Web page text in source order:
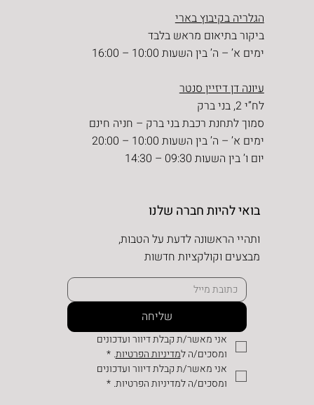
הגלריה בקיבוץ בארי
ביקור בתיאום מראש בלבד
ימים א’ – ה’ בין השעות 10:00 – 16:00
עיונה דן דיזיין סנטר
לח”י 2, בני ברק
סמוך לתחנת רכבת בני ברק – חניה חינם
ימים א’ – ה’ בין השעות 10:00 – 20:00
יום ו’ בין השעות 09:30 – 14:30
בואי להיות חברה שלנו
ותהיי הראשונה לדעת על הטבות,
מבצעים וקולקציות חדשות
שליחה
ומסכים/ה למדיניות הפרטיות.
*
ומסכים/ה למדיניות הפרטיות. *